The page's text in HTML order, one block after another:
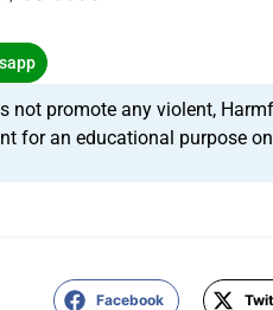
not promote any violent,
for an educational purpose
Facebook